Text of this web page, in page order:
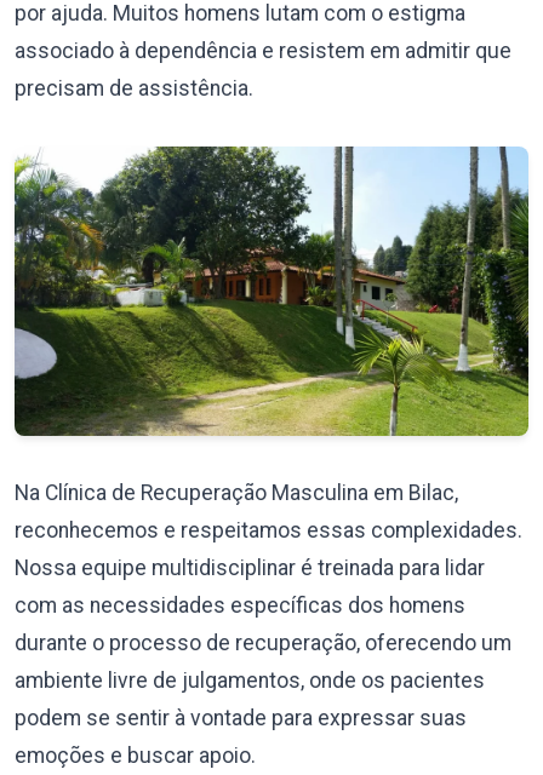
por ajuda. Muitos homens lutam com o estigma
associado à dependência e resistem em admitir que
precisam de assistência.
Na Clínica de Recuperação Masculina em Bilac,
reconhecemos e respeitamos essas complexidades.
Nossa equipe multidisciplinar é treinada para lidar
com as necessidades específicas dos homens
durante o processo de recuperação, oferecendo um
ambiente livre de julgamentos, onde os pacientes
podem se sentir à vontade para expressar suas
emoções e buscar apoio.